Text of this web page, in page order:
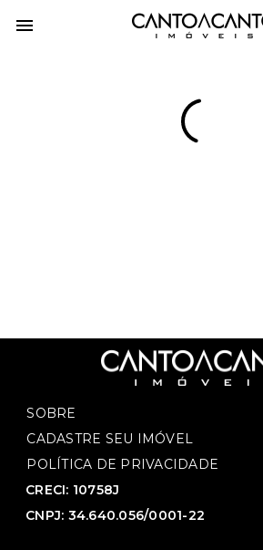
SOBRE
CADASTRE SEU IMÓVEL
POLÍTICA DE PRIVACIDADE
CRECI: 10758J
CNPJ: 34.640.056/0001-22